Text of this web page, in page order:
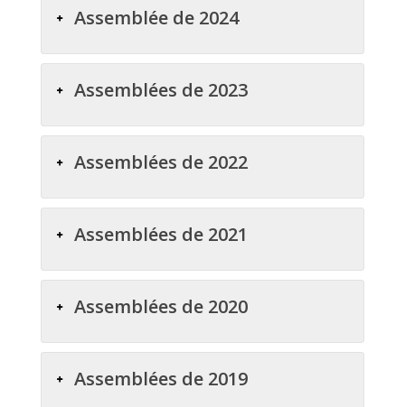
Assemblée de 2024
Assemblées de 2023
Assemblées de 2022
Assemblées de 2021
Assemblées de 2020
Assemblées de 2019